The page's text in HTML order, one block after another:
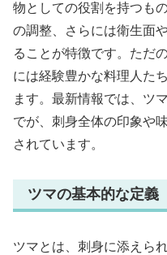
物としての役割を持つも
の調整、さらには衛生面
ることが特徴です。ただ
には経験豊かな料理人た
ます。最新情報では、ツ
でが、刺身全体の印象や
されています。
ツマの基本的な定義
ツマとは、刺身に添えら